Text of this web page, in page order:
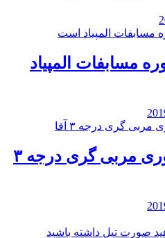
مسابفات المپیاد
کلاس تئوری مربی گری درجه ۳